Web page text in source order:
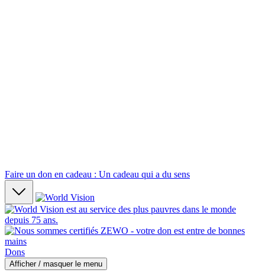
Faire un don en cadeau : Un cadeau qui a du sens
Dons
Afficher / masquer le menu